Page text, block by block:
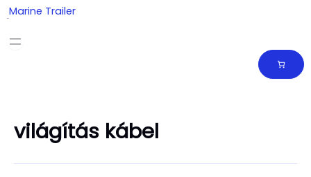
Skip
to
content
Marine Trailer
világítás kábel